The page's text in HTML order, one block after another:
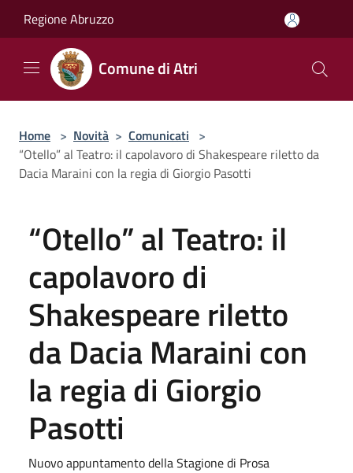
Regione Abruzzo
Comune di Atri
Home > Novità > Comunicati >
“Otello” al Teatro: il capolavoro di Shakespeare riletto da
Dacia Maraini con la regia di Giorgio Pasotti
“Otello” al Teatro: il
capolavoro di
Shakespeare riletto
da Dacia Maraini con
la regia di Giorgio
Pasotti
Nuovo appuntamento della Stagione di Prosa